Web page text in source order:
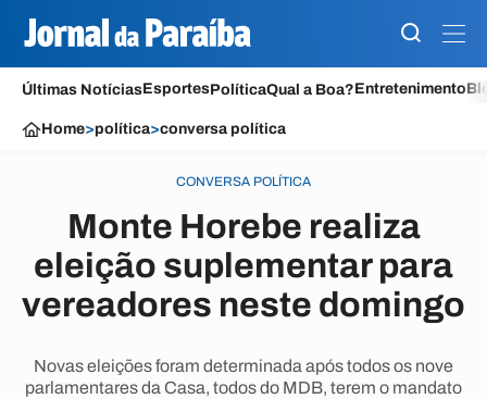
Últimas NotíciasEsportesPolíticaQual a Boa?Entretenimento
Home>política>conversa política
CONVERSA POLÍTICA
Monte Horebe realiza
eleição suplementar para
vereadores neste domingo
Novas eleições foram determinada após todos os nove
parlamentares da Casa, todos do MDB, terem o mandato